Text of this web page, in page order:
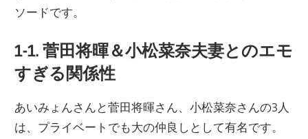
ソードです。
1-1. 菅田将暉＆小松菜奈夫妻とのエモ
すぎる関係性
あいみょんさんと菅田将暉さん、小松菜奈さんの3人
は、プライベートでも大の仲良しとして有名です。